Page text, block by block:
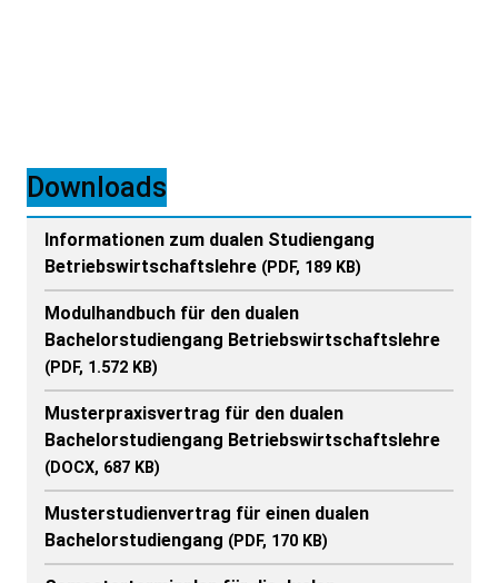
Noch freie Studienplätze
Downloads
Informationen zum dualen Studiengang
Betriebswirtschaftslehre (PDF, 189 KB)
Modulhandbuch für den dualen
Bachelorstudiengang Betriebswirtschaftslehre
(PDF, 1.572 KB)
Musterpraxisvertrag für den dualen
Bachelorstudiengang Betriebswirtschaftslehre
(DOCX, 687 KB)
Musterstudienvertrag für einen dualen
Bachelorstudiengang (PDF, 170 KB)